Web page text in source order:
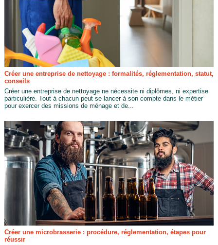
Créer une entreprise de nettoyage : formalités, réglementation, statut,
conseils
Créer une entreprise de nettoyage ne nécessite ni diplômes, ni expertise
particulière. Tout à chacun peut se lancer à son compte dans le métier
pour exercer des missions de ménage et de...
Créer une microbrasserie : procédure, réglementation, étapes pour
réussir